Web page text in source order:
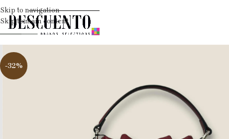
Skip to navigation
Skip to main content
-32%